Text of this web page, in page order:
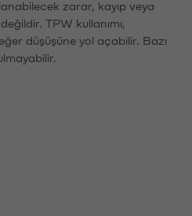
zarar, kayıp veya
TPW kullanımı,
düşüşüne yol açabilir. Bazı